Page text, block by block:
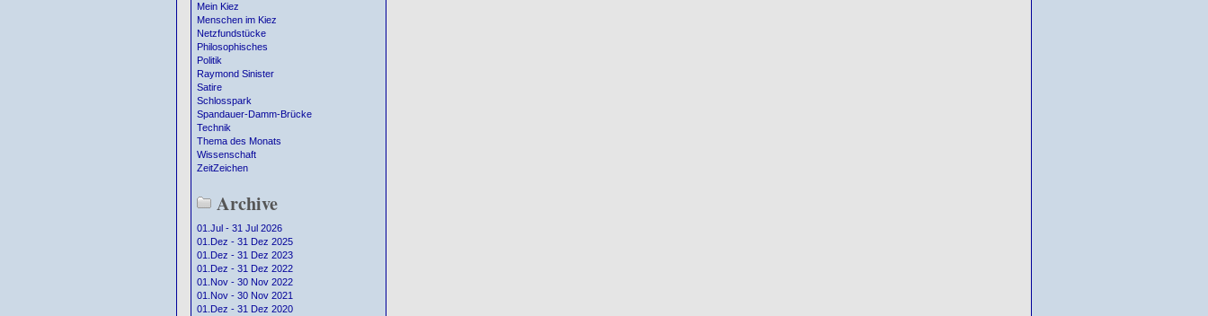
Mein Kiez
Menschen im Kiez
Netzfundstücke
Philosophisches
Politik
Raymond Sinister
Satire
Schlosspark
Spandauer-Damm-Brücke
Technik
Thema des Monats
Wissenschaft
ZeitZeichen
Archive
01.Jul - 31 Jul 2026
01.Dez - 31 Dez 2025
01.Dez - 31 Dez 2023
01.Dez - 31 Dez 2022
01.Nov - 30 Nov 2022
01.Nov - 30 Nov 2021
01.Dez - 31 Dez 2020